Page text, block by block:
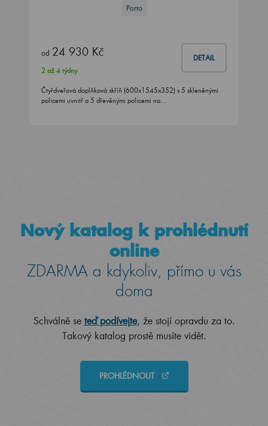
Porto
od 24 930 Kč DETAIL
2 až 4 týdny
Čtyřdveřová doplňková skříň (600x1545x352) s 5 skleněnými
policemi uvnitř a 5 dřevěnými policemi na…
Nový katalog k prohlédnutí
online
ZDARMA a kdykoliv, přímo u vás
doma
Schválně se teď podívejte, že stojí opravdu za to.
Takový katalog prostě musíte vidět.
PROHLÉDNOUT